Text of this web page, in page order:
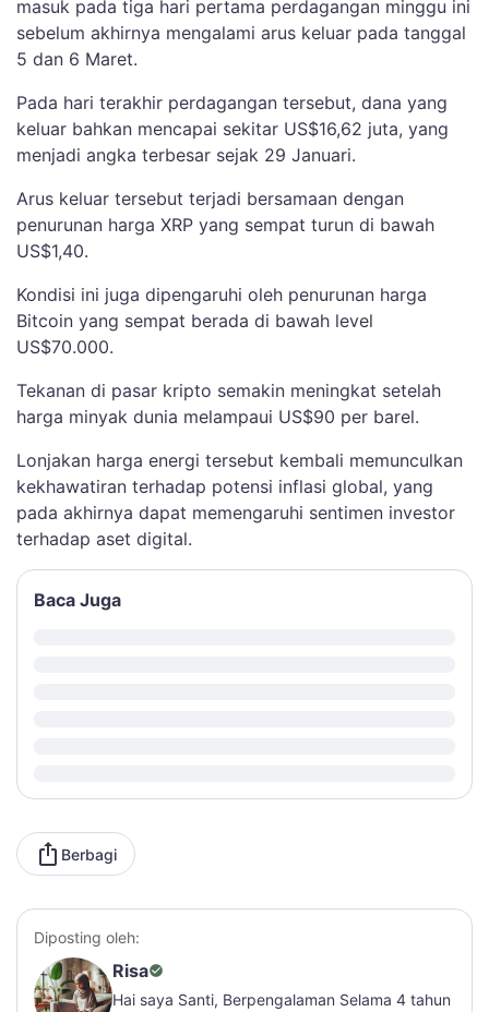
masuk pada tiga hari pertama perdagangan minggu ini
sebelum akhirnya mengalami arus keluar pada tanggal
5 dan 6 Maret.
Pada hari terakhir perdagangan tersebut, dana yang
keluar bahkan mencapai sekitar US$16,62 juta, yang
menjadi angka terbesar sejak 29 Januari.
Arus keluar tersebut terjadi bersamaan dengan
penurunan harga XRP yang sempat turun di bawah
US$1,40.
Kondisi ini juga dipengaruhi oleh penurunan harga
Bitcoin yang sempat berada di bawah level
US$70.000.
Tekanan di pasar kripto semakin meningkat setelah
harga minyak dunia melampaui US$90 per barel.
Lonjakan harga energi tersebut kembali memunculkan
kekhawatiran terhadap potensi inflasi global, yang
pada akhirnya dapat memengaruhi sentimen investor
terhadap aset digital.
Baca Juga
Berbagi
Diposting oleh:
Risa
Hai saya Santi, Berpengalaman Selama 4 tahun